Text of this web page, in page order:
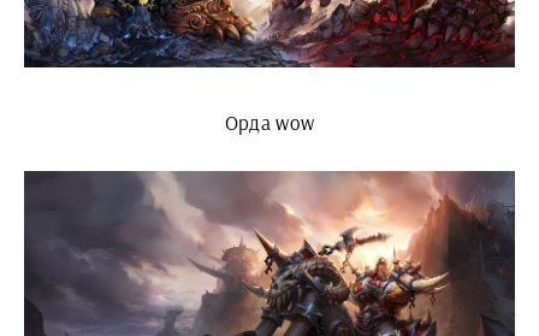
Орда wow